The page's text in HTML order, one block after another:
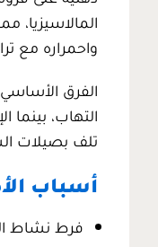
المالاسيزيا،
واحمراره مع
الفرق
التهاب، بينما
تلف بصيلات
أسباب
فرط نشاط